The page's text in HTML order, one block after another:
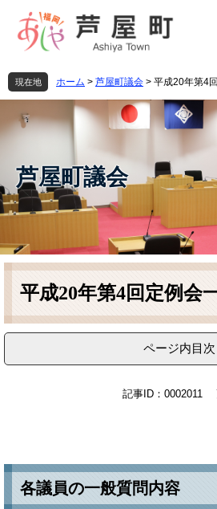
先
頭
す
を
飛
し
へ
現在地 ホーム > 芦屋町議会 > 平成20年第4
芦屋町議会
本
平成20年第4回定例会
ページ内目次
記事ID：0002011
各議員の一般質問内容